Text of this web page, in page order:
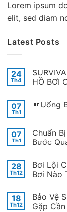
Lorem ipsum
elit, sed diam
Latest Posts
24
Th4
HỒ BƠI
07
Th1
Uống
07
Th1
Chuẩn
Bước
28
Th12
Bơi Lội
Bơi Nào
18
Th12
Bảo Vệ
Gặp